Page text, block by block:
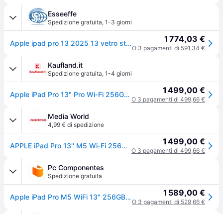
Esseeffe
Spedizione gratuita, 1-3 giorni
Apple ipad pro 13 2025 13 vetro standard m5 256gb wi-fi italia argento 1 774,03 €
O 3 pagamenti di 591,34 €
Kaufland.it
Spedizione gratuita, 1-4 giorni
Apple iPad Pro 13" Pro Wi‑Fi 256GB display standard Argento 1 499,00 €
O 3 pagamenti di 499,66 €
Media World
4,99 € di spedizione
APPLE iPad Pro 13'' M5 Wi‑Fi 256GB con vetro standard - Argento 1 499,00 €
O 3 pagamenti di 499,66 €
Pc Componentes
Spedizione gratuita
Apple iPad Pro M5 WiFi 13" 256GB Argento 1 589,00 €
O 3 pagamenti di 529,66 €